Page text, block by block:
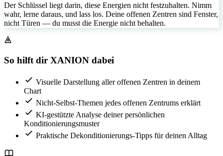
Der Schlüssel liegt darin, diese Energien nicht festzuhalten. Nimm
wahr, lerne daraus, und lass los. Deine offenen Zentren sind Fenster,
nicht Türen — du musst die Energie nicht behalten.
So hilft dir XANION dabei
Visuelle Darstellung aller offenen Zentren in deinem
Chart
Nicht-Selbst-Themen jedes offenen Zentrums erklärt
KI-gestützte Analyse deiner persönlichen
Konditionierungsmuster
Praktische Dekonditionierungs-Tipps für deinen Alltag